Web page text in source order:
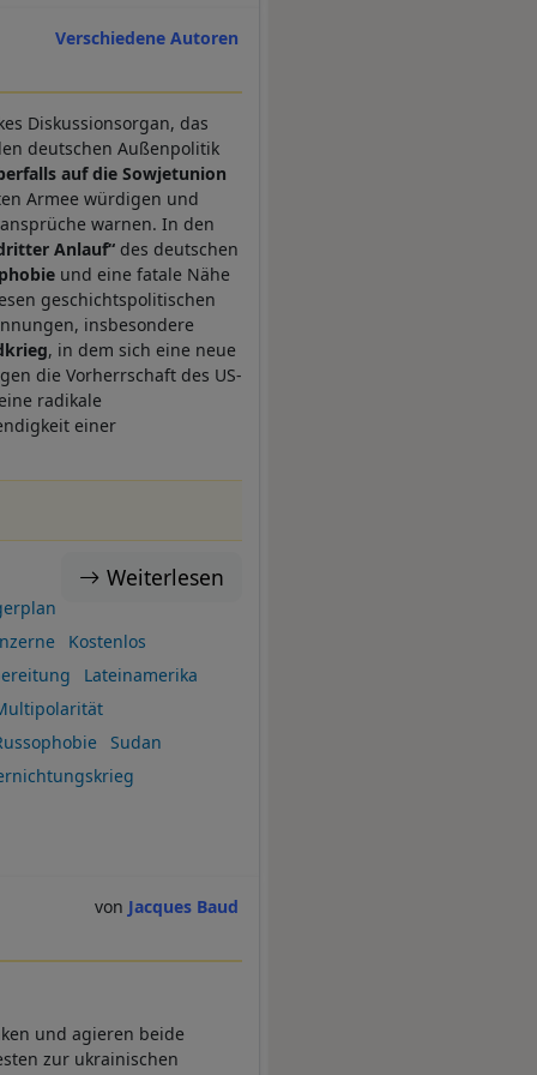
Verschiedene Autoren
Diskussionsorgan, das
deutschen Außenpolitik
auf die Sowjetunion
Armee würdigen und
warnen. In den
Anlauf“ des deutschen
und eine fatale Nähe
geschichtspolitischen
insbesondere
, in dem sich eine neue
die Vorherrschaft des US-
radikale
einer
Weiterlesen
Kostenlos
Lateinamerika
Sudan
Jacques Baud
und agieren beide
zur ukrainischen